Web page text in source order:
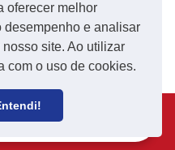
oferecer melhor
desempenho e analisar
site. Ao utilizar
com o uso de cookies.
Receba notícias